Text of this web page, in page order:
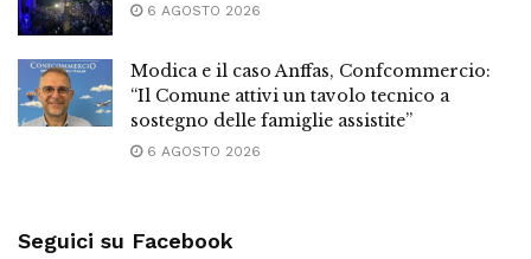
6 AGOSTO 2026
Modica e il caso Anffas, Confcommercio:
“Il Comune attivi un tavolo tecnico a
sostegno delle famiglie assistite”
6 AGOSTO 2026
Seguici su Facebook